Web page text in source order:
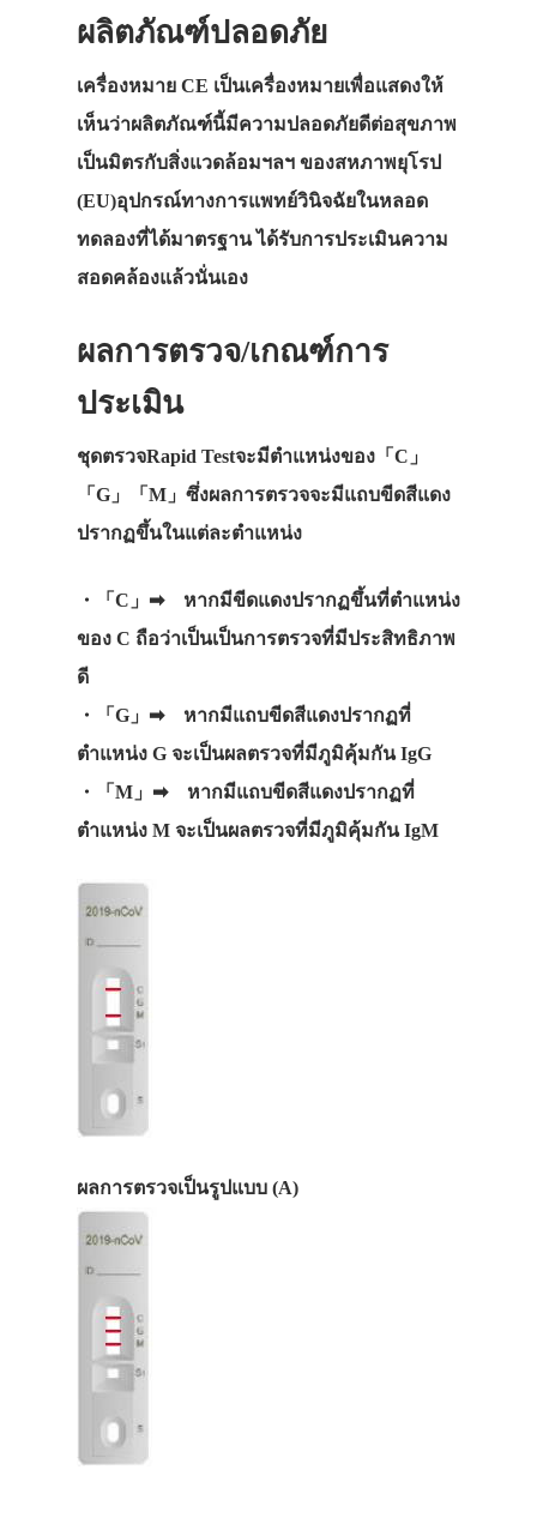
ผลิตภัณฑ์ปลอดภัย
เครื่องหมาย CE เป็นเครื่องหมายเพื่อแสดงให้
เห็นว่าผลิตภัณฑ์นี้มีความปลอดภัยดีต่อสุขภาพ
เป็นมิตรกับสิ่งแวดล้อมฯลฯ ของสหภาพยุโรป
(EU)อุปกรณ์ทางการแพทย์วินิจฉัยในหลอด
ทดลองที่ได้มาตรฐาน ได้รับการประเมินความ
สอดคล้องแล้วนั่นเอง
ผลการตรวจ/เกณฑ์การ
ประเมิน
ชุดตรวจRapid Testจะมีตำแหน่งของ「C」
「G」「M」ซึ่งผลการตรวจจะมีแถบขีดสีแดง
ปรากฏขึ้นในแต่ละตำแหน่ง
・「C」➡ หากมีขีดแดงปรากฏขึ้นที่ตำแหน่ง
ของ C ถือว่าเป็นเป็นการตรวจที่มีประสิทธิภาพ
ดี
・「G」➡ หากมีแถบขีดสีแดงปรากฏที่
ตำแหน่ง G จะเป็นผลตรวจที่มีภูมิคุ้มกัน IgG
・「M」➡ หากมีแถบขีดสีแดงปรากฏที่
ตำแหน่ง M จะเป็นผลตรวจที่มีภูมิคุ้มกัน IgM
ผลการตรวจเป็นรูปแบบ (A)